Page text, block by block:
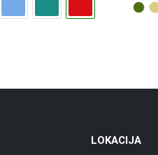
LOKACIJA